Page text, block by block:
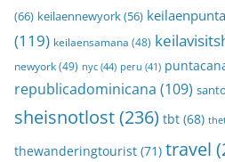
(66) keilaennewyork(56)
(119) keilaensamana (48)
newyork(49) nyc (44) peru (41)
republicadominicana (109)
sheisnotlost(236) tbt (68)
thewanderingtourist (71) travel